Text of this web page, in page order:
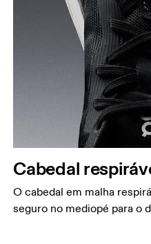
Cabedal
O cabedal em malha
seguro no mediopé para o